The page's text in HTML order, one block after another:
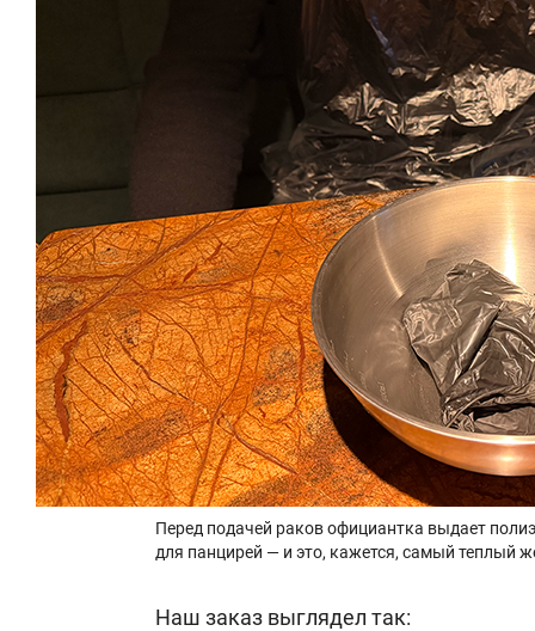
Перед подачей раков официантка выдает
для панцирей — и это, кажется, самый теплый
Наш заказ выглядел так: